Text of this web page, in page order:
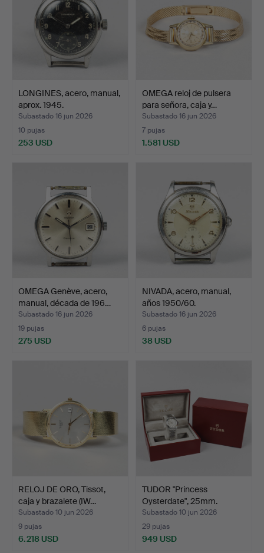
LONGINES, acero, manual,
aprox. 1945.
Subastado 16 jun 2026
10 pujas
253 USD
OMEGA reloj de pulsera
para señora, caja y…
Subastado 16 jun 2026
7 pujas
1.581 USD
OMEGA Genève, acero,
manual, década de 196…
Subastado 16 jun 2026
19 pujas
275 USD
NIVADA, acero, manual,
años 1950/60.
Subastado 16 jun 2026
6 pujas
38 USD
RELOJ DE ORO, Tissot,
caja y brazalete (IW…
Subastado 10 jun 2026
9 pujas
6.218 USD
TUDOR "Princess
Oysterdate", 25mm.
Subastado 10 jun 2026
29 pujas
949 USD